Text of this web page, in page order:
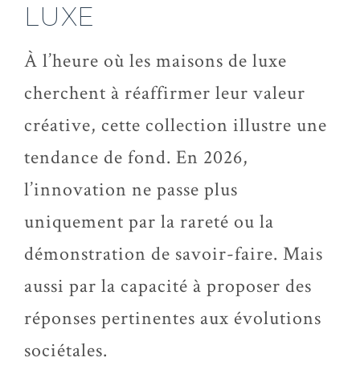
LUXE
À l’heure où les maisons de luxe
cherchent à réaffirmer leur valeur
créative, cette collection illustre une
tendance de fond. En 2026,
l’innovation ne passe plus
uniquement par la rareté ou la
démonstration de savoir-faire. Mais
aussi par la capacité à proposer des
réponses pertinentes aux évolutions
sociétales.